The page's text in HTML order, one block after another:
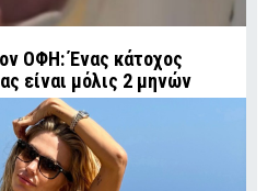
ΟΦΗ: Ένας κάτοχος
είναι μόλις 2 μηνών